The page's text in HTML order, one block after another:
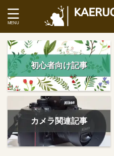
初心者向け記事
カメラ関連記事